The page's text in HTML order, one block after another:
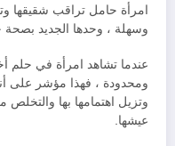
امرأة حامل تراقب شقيقها
وسهلة ، وحدها الجديد بصحة
عندما تشاهد امرأة في حلم
ومحدودة ، فهذا مؤشر على
وتزيل اهتمامها بها
عيشها.